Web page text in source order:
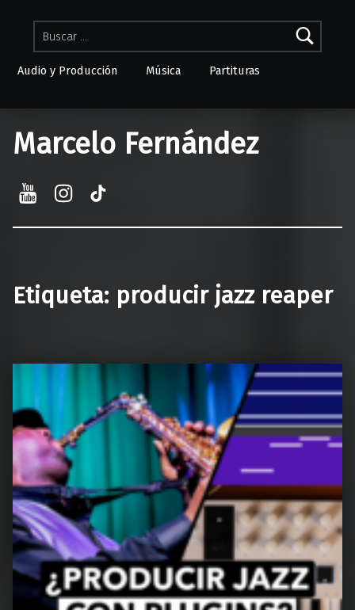
Buscar:
Audio y Producción Música Partituras
Marcelo Fernández
YouTube
Etiqueta: producir jazz reaper